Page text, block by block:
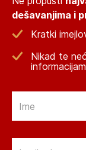
dešavanjima i
Kratki
Nikad te